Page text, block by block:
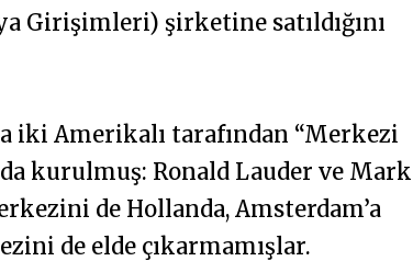
Girişimleri) şirketine satıldığını
iki Amerikalı tarafından “Merkezi
kurulmuş: Ronald Lauder ve Mark
de Hollanda, Amsterdam’a
de elde çıkarmamışlar.